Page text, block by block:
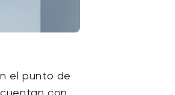
el punto de
con